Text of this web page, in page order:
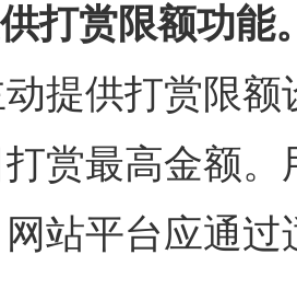
赏限额功能
提供打赏限
赏最高金额
站平台应通